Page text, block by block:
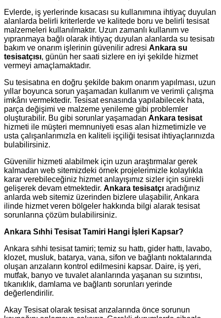
Evlerde, iş yerlerinde kısacası su kullanımına ihtiyaç duyulan
alanlarda belirli kriterlerde ve kalitede boru ve belirli tesisat
malzemeleri kullanılmaktır. Uzun zamanlı kullanım ve
yıpranmaya bağlı olarak ihtiyaç duyulan alanlarda su tesisatı
bakım ve onarım işlerinin güvenilir adresi Ankara su
tesisatçısı, günün her saati sizlere en iyi şekilde hizmet
vermeyi amaçlamaktadır.
Su tesisatına en doğru şekilde bakım onarım yapılması, uzun
yıllar boyunca sorun yaşamadan kullanım ve verimli çalışma
imkânı vermektedir. Tesisat esnasında yapılabilecek hata,
parça değişimi ve malzeme yenileme gibi problemler
oluşturabilir. Bu gibi sorunlar yaşamadan Ankara tesisat
hizmeti ile müşteri memnuniyeti esas alan hizmetimizle ve
usta çalışanlarımızla en kaliteli işçiliği tesisat ihtiyaçlarınızda
bulabilirsiniz.
Güvenilir hizmeti alabilmek için uzun araştırmalar gerek
kalmadan web sitemizdeki örnek projelerimizle kolaylıkla
karar verebileceğiniz hizmet anlayışımız sizler için sürekli
gelişerek devam etmektedir. Ankara tesisatçı aradığınız
anlarda web sitemiz üzerinden bizlere ulaşabilir, Ankara
ilinde hizmet veren bölgeler hakkında bilgi alarak tesisat
sorunlarına çözüm bulabilirsiniz.
Ankara Sıhhi Tesisat Tamiri Hangi İşleri Kapsar?
Ankara sıhhi tesisat tamiri; temiz su hattı, gider hattı, lavabo,
klozet, musluk, batarya, vana, sifon ve bağlantı noktalarında
oluşan arızaların kontrol edilmesini kapsar. Daire, iş yeri,
mutfak, banyo ve tuvalet alanlarında yaşanan su sızıntısı,
tıkanıklık, damlama ve bağlantı sorunları yerinde
değerlendirilir.
Akay Tesisat olarak tesisat arızalarında önce sorunun